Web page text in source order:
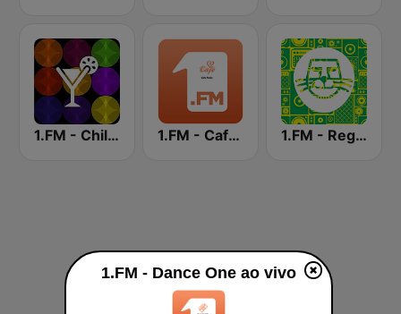
1.FM - Chillout Lounge 1.FM - Cafe Radio 1.FM - Reggae
1.FM - Dance One ao vivo